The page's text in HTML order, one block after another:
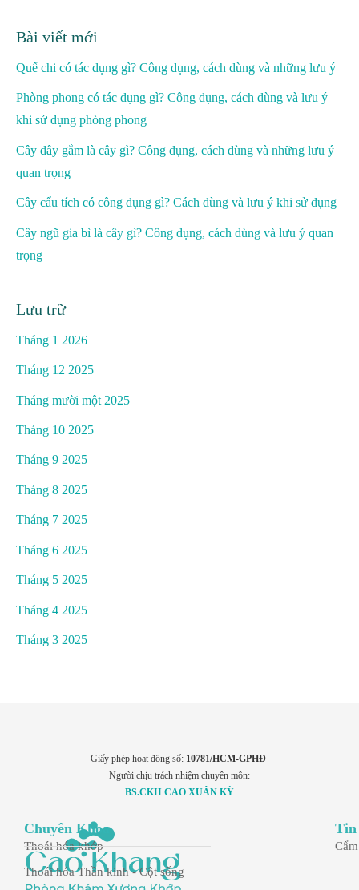
Bài viết mới
Quế chi có tác dụng gì? Công dụng, cách dùng và những lưu ý
Phòng phong có tác dụng gì? Công dụng, cách dùng và lưu ý
khi sử dụng phòng phong
Cây dây gắm là cây gì? Công dụng, cách dùng và những lưu ý
quan trọng
Cây cẩu tích có công dụng gì? Cách dùng và lưu ý khi sử dụng
Cây ngũ gia bì là cây gì? Công dụng, cách dùng và lưu ý quan
trọng
Lưu trữ
Tháng 1 2026
Tháng 12 2025
Tháng mười một 2025
Tháng 10 2025
Tháng 9 2025
Tháng 8 2025
Tháng 7 2025
Tháng 6 2025
Tháng 5 2025
Tháng 4 2025
Tháng 3 2025
Giấy phép hoạt động số: 10781/HCM-GPHĐ
Người chịu trách nhiệm chuyên môn:
BS.CKII CAO XUÂN KỲ
Chuyên Khoa
Thoái hóa khớp
Thoái hóa Thần kinh - Cột sống
Tin